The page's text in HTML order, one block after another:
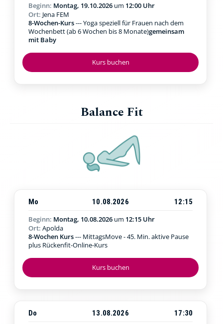
Kurs buchen
Beginn: Montag, 19.10.2026 um 12:00 Uhr
Ort: Jena FEM
8-Wochen-Kurs--- Yoga speziell für Frauen nach dem
Wochenbett (ab 6 Wochen bis 8 Monate)gemeinsam
mit Baby
Balance Fit
Kurs buchen
Mo 10.08.2026
12:15
Beginn: Montag, 10.08.2026 um 12:15 Uhr
Ort: Apolda
8-Wochen Kurs--- MittagsMove - 45. Min. aktive Pause
plus Rückenfit-Online-Kurs
Do 13.08.2026
17:30